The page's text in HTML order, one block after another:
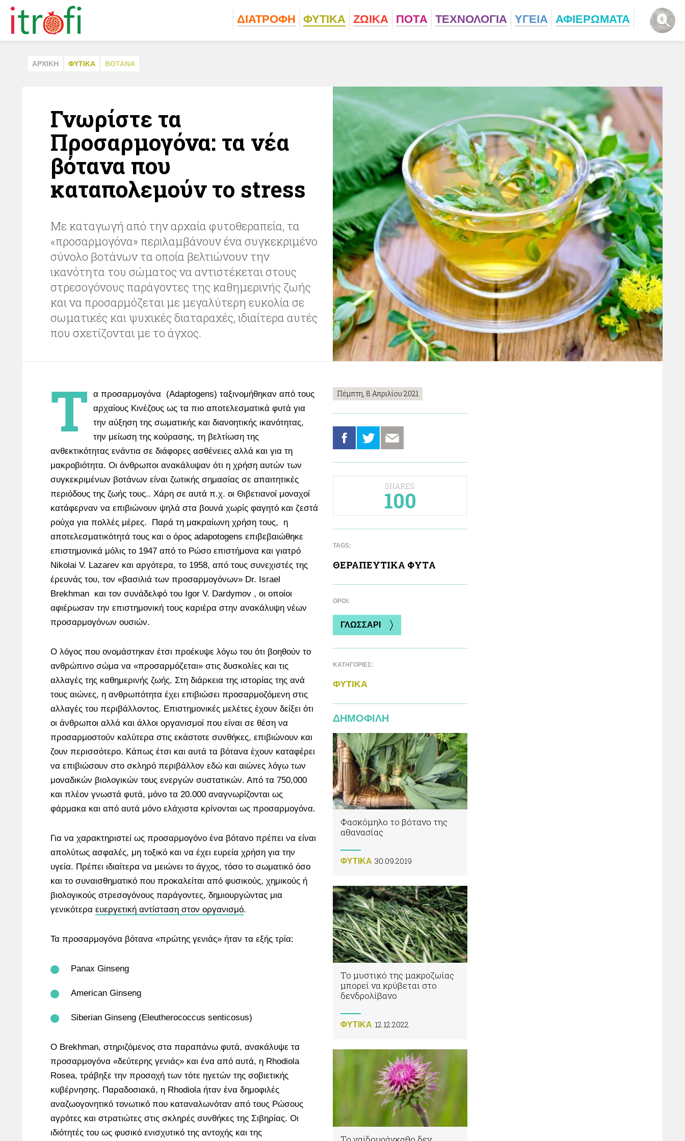
ΔΙΑΤΡΟΦΗ ΦΥΤΙΚA ΖΩΙΚA ΠΟΤA ΤΕΧΝΟΛΟΓΙΑ ΥΓΕΙΑ ΑΦΙΕΡΩΜΑΤΑ
ΑΡΧΙΚΗ ΦΥΤΙΚA ΒΟΤΑΝΑ
Γνωρίστε τα
Προσαρμογόνα: τα νέα
βότανα που
καταπολεμούν το stress
Με καταγωγή από την αρχαία φυτοθεραπεία, τα
«προσαρμογόνα» περιλαμβάνουν ένα συγκεκριμένο
σύνολο βοτάνων τα οποία βελτιώνουν την
ικανότητα του σώματος να αντιστέκεται στους
στρεσογόνους παράγοντες της καθημερινής ζωής
και να προσαρμόζεται με μεγαλύτερη ευκολία σε
σωματικές και ψυχικές διαταραχές, ιδιαίτερα αυτές
που σχετίζονται με το άγχος.
Πέμπτη, 8 Απριλίου 2021
SHARES:
100
Τ
α προσαρμογόνα (Adaptogens) ταξινομήθηκαν από τους
αρχαίους Κινέζους ως τα πιο αποτελεσματικά φυτά για
την αύξηση της σωματικής και διανοητικής ικανότητας,
την μείωση της κούρασης, τη βελτίωση της
ανθεκτικότητας ενάντια σε διάφορες ασθένειες αλλά και για τη
μακροβιότητα. Οι άνθρωποι ανακάλυψαν ότι η χρήση αυτών των
συγκεκριμένων βοτάνων είναι ζωτικής σημασίας σε απαιτητικές
περιόδους της ζωής τους.. Χάρη σε αυτά π.χ. οι Θιβετιανοί μοναχοί
κατάφερναν να επιβιώνουν ψηλά στα βουνά χωρίς φαγητό και ζεστά
ρούχα για πολλές μέρες. Παρά τη μακραίωνη χρήση τους, η
αποτελεσματικότητά τους και ο όρος adapotogens επιβεβαιώθηκε
επιστημονικά μόλις το 1947 από το Ρώσο επιστήμονα και γιατρό
Nikolai V. Lazarev και αργότερα, το 1958, από τους συνεχιστές της
έρευνάς του, τον «βασιλιά των προσαρμογόνων» Dr. Israel
Brekhman και τον συνάδελφό του Igor V. Dardymov , οι οποίοι
αφιέρωσαν την επιστημονική τους καριέρα στην ανακάλυψη νέων
προσαρμογόνων ουσιών.
Ο λόγος που ονομάστηκαν έτσι προέκυψε λόγω του ότι βοηθούν το
ανθρώπινο σώμα να «προσαρμόζεται» στις δυσκολίες και τις
αλλαγές της καθημερινής ζωής. Στη διάρκεια της ιστορίας της ανά
τους αιώνες, η ανθρωπότητα έχει επιβιώσει προσαρμοζόμενη στις
αλλαγές του περιβάλλοντος. Επιστημονικές μελέτες έχουν δείξει ότι
οι άνθρωποι αλλά και άλλοι οργανισμοί που είναι σε θέση να
προσαρμοστούν καλύτερα στις εκάστοτε συνθήκες, επιβιώνουν και
ζουν περισσότερο. Κάπως έτσι και αυτά τα βότανα έχουν καταφέρει
να επιβιώσουν στο σκληρό περιβάλλον εδώ και αιώνες λόγω των
μοναδικών βιολογικών τους ενεργών συστατικών. Από τα 750,000
και πλέον γνωστά φυτά, μόνο τα 20.000 αναγνωρίζονται ως
φάρμακα και από αυτά μόνο ελάχιστα κρίνονται ως προσαρμογόνα.
Για να χαρακτηριστεί ως προσαρμογόνο ένα βότανο πρέπει να είναι
απολύτως ασφαλές, μη τοξικό και να έχει ευρεία χρήση για την
υγεία. Πρέπει ιδιαίτερα να μειώνει το άγχος, τόσο το σωματικό όσο
και το συναισθηματικό που προκαλείται από φυσικούς, χημικούς ή
βιολογικούς στρεσογόνους παράγοντες, δημιουργώντας μια
γενικότερα ευεργετική αντίσταση στον οργανισμό.
Τα προσαρμογόνα βότανα «πρώτης γενιάς» ήταν τα εξής τρία:
Panax Ginseng
American Ginseng
Siberian Ginseng (Eleutherococcus senticosus)
Ο Brekhman, στηριζόμενος στα παραπάνω φυτά, ανακάλυψε τα
προσαρμογόνα «δεύτερης γενιάς» και ένα από αυτά, η Rhodiola
Rosea, τράβηξε την προσοχή των τότε ηγετών της σοβιετικής
κυβέρνησης. Παραδοσιακά, η Rhodiola ήταν ένα δημοφιλές
αναζωογονητικό τονωτικό που καταναλωνόταν από τους Ρώσους
αγρότες και στρατιώτες στις σκληρές συνθήκες της Σιβηρίας. Οι
ιδιότητές του ως φυσικό ενισχυτικό της αντοχής και της
TAGS:
ΘΕΡΑΠΕΥΤΙΚA ΦΥΤA
ΌΡΟΙ:
ΓΛΩΣΣΑΡΙ
ΚΑΤΗΓΟΡΙΕΣ:
ΦΥΤΙΚA
ΔΗΜΟΦΙΛΗ
Φασκόμηλο το βότανο της
αθανασίας
ΦΥΤΙΚA 30.09.2019
Το μυστικό της μακροζωίας
μπορεί να κρύβεται στο
δενδρολίβανο
ΦΥΤΙΚA 12.12.2022